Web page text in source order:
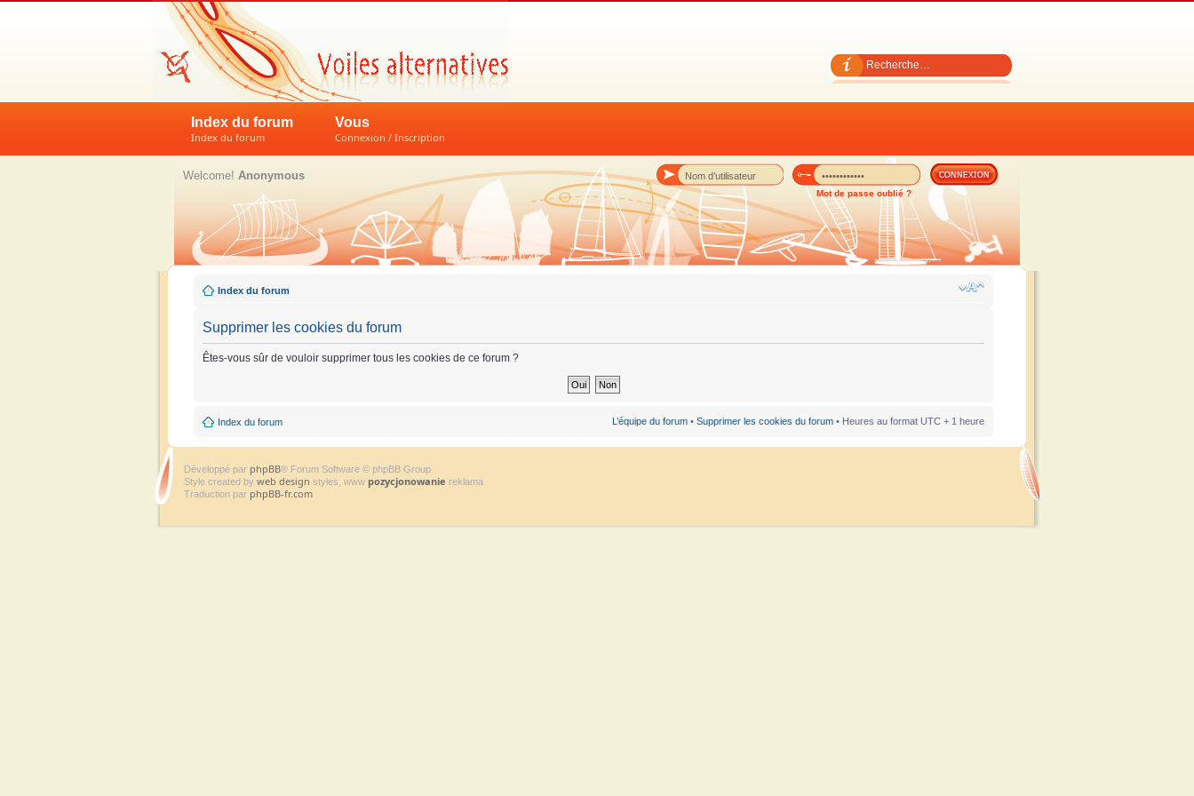
Index du forum
Index du forum
Vous
Connexion / Inscription
Mot de passe oublié ?
Welcome! Anonymous
Index du forum
Supprimer les cookies du forum
Êtes-vous sûr de vouloir supprimer tous les cookies de ce forum ?
Index du forum L’équipe du forum • Supprimer les cookies du forum • Heures au format UTC + 1 heure
Développé par phpBB® Forum Software © phpBB Group
Style created by web design styles, www pozycjonowanie reklama
Traduction par phpBB-fr.com